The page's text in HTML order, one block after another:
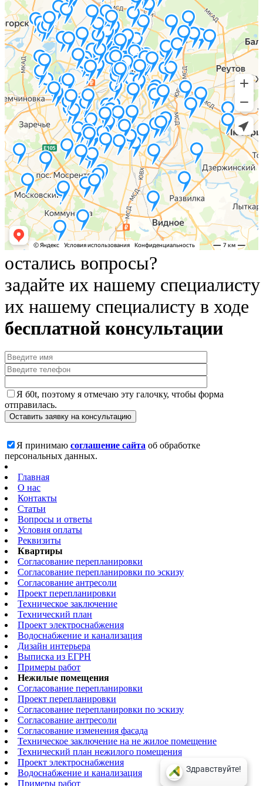
остались вопросы?
задайте их нашему
их нашему специалисту в ходе
бесплатной консультации
Я б0t, поэтому я отмечаю эту галочку, чтобы форма
отправилась.
Я принимаю соглашение сайта об обработке
персональных данных.
Главная
О нас
Контакты
Статьи
Вопросы и ответы
Условия оплаты
Реквизиты
Квартиры
Согласование перепланировки
Согласование перепланировки по эскизу
Согласование антресоли
Проект перепланировки
Техническое заключение
Технический план
Проект электроснабжения
Водоснабжение и канализация
Дизайн интерьера
Выписка из ЕГРН
Примеры работ
Нежилые помещения
Согласование перепланировки
Проект перепланировки
Согласование перепланировки по эскизу
Согласование антресоли
Согласование изменения фасада
Техническое заключение на не жилое помещение
Технический план нежилого помещения
Проект электроснабжения
Водоснабжение и канализация
Примеры работ